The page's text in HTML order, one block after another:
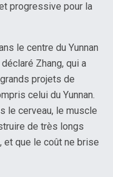
progressive pour la
le centre du Yunnan
Zhang, qui a
projets de
celui du Yunnan.
le cerveau, le muscle
de très longs
et que le coût ne brise